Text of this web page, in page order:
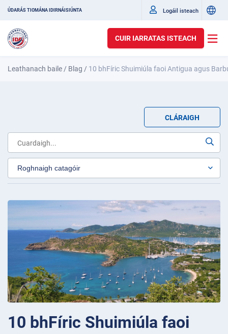
ÚDARÁS TIOMÁNA IDIRNÁISIÚNTA Logáil isteach
CUIR IARRATAS ISTEACH
Leathanach baile / Blag / 10 bhFíric Shuimiúla faoi Antigua agus
CLÁRAIGH
10 bhFíric Shuimiúla faoi